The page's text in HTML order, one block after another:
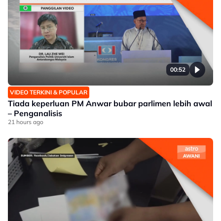
00:52
VIDEO TERKINI & POPULAR
Tiada keperluan PM Anwar bubar parlimen lebih awal
– Penganalisis
21 hours ago